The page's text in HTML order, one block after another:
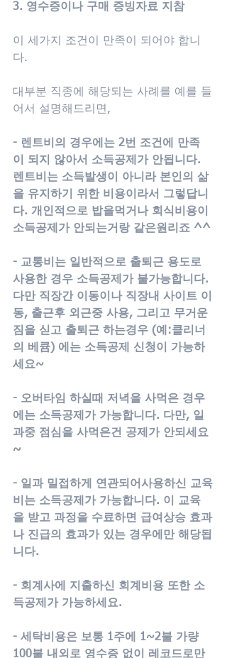
3. 영수증이나 구매 증빙자료 지참
이 세가지 조건이 만족이 되어야 합니
다.
대부분 직종에 해당되는 사례를 예를 들
어서 설명해드리면,
- 렌트비의 경우에는 2번 조건에 만족
이 되지 않아서 소득공제가 안됩니다.
렌트비는 소득발생이 아니라 본인의 삶
을 유지하기 위한 비용이라서 그렇답니
다. 개인적으로 밥을먹거나 회식비용이
소득공제가 안되는거랑 같은원리죠 ^^
- 교통비는 일반적으로 출퇴근 용도로
사용한 경우 소득공제가 불가능합니다.
다만 직장간 이동이나 직장내 사이트 이
동, 출근후 외근중 사용, 그리고 무거운
짐을 싣고 출퇴근 하는경우 (예:클리너
의 베큠) 에는 소득공제 신청이 가능하
세요~
- 오버타임 하실때 저녁을 사먹은 경우
에는 소득공제가 가능합니다. 다만, 일
과중 점심을 사먹은건 공제가 안되세요
~
- 일과 밀접하게 연관되어사용하신 교육
비는 소득공제가 가능합니다. 이 교육
을 받고 과정을 수료하면 급여상승 효과
나 진급의 효과가 있는 경우에만 해당됩
니다.
- 회계사에 지출하신 회계비용 또한 소
득공제가 가능하세요.
- 세탁비용은 보통 1주에 1~2불 가량
100불 내외로 영수증 없이 레코드로만